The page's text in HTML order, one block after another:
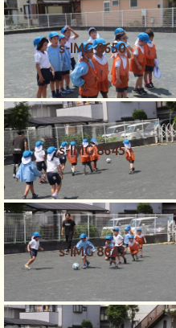
s-IMG 8650
s-IMG 8645
s-IMG 8643